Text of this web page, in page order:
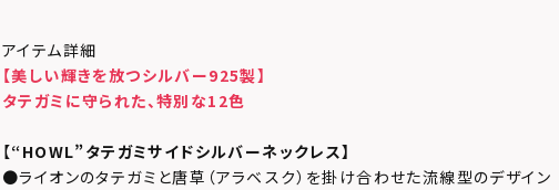
アイテム詳細
【美しい輝きを放つシルバー925製】
タテガミに守られた、特別な12色
【“HOWL”タテガミサイドシルバーネックレス】
●ライオンのタテガミと唐草（アラベスク）を掛け合わせた流線型のデザイン